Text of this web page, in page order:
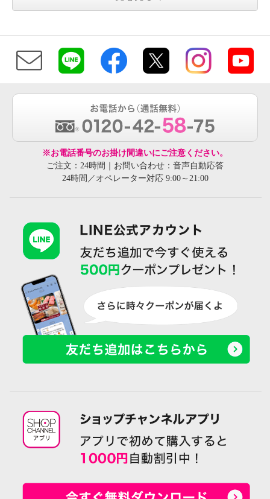
※お電話番号のお掛け間違いにご注意ください。
ご注文：24時間｜お問い合わせ：音声自動応答
24時間／オペレーター対応 9:00～21:00